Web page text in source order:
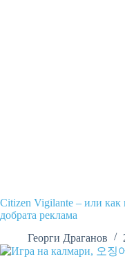
Citizen Vigilante – или как
добрата реклама
Георги Драганов